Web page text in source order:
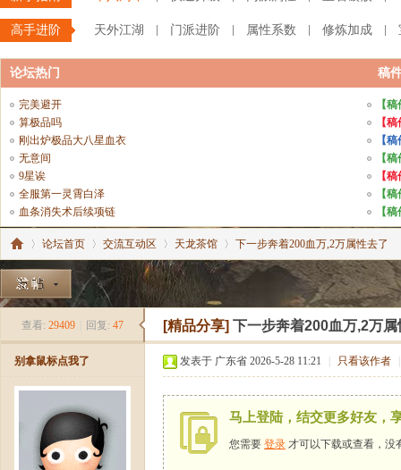
高手进阶 天外江湖 门派进阶 属性系数 修炼加成
论坛热门 稿
完美避开
算极品吗
刚出炉极品大八星血衣
无意间
9星诶
全服第一灵霄白泽
血条消失术后续项链
【
【
【
【
【
【
【
»
论坛首页
›
交流互动区 天龙茶馆
›
下一步奔着200血万,2万属性去了
查看: 29409 回复: 47 [精品分享] 下一步奔着200血万,2万属
别拿鼠标点我了 发表于 广东省 2026-5-28 11:21 只看该作者
马上登陆，结交更多好友，
您需要 登录 才可以下载或查看，没